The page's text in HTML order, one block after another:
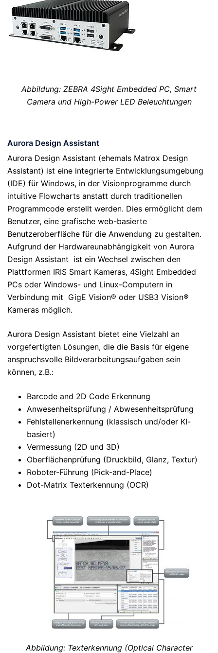
Abbildung: ZEBRA 4Sight Embedded PC, Smart
Camera und High-Power LED Beleuchtungen
Aurora Design Assistant
Aurora Design Assistant (ehemals Matrox Design
Assistant) ist eine integrierte Entwicklungsumgebung
(IDE) für Windows, in der Visionprogramme durch
intuitive Flowcharts anstatt durch traditionellen
Programmcode erstellt werden. Dies ermöglicht dem
Benutzer, eine grafische web-basierte
Benutzeroberfläche für die Anwendung zu gestalten.
Aufgrund der Hardwareunabhängigkeit von Aurora
Design Assistant ist ein Wechsel zwischen den
Plattformen IRIS Smart Kameras, 4Sight Embedded
PCs oder Windows- und Linux-Computern in
Verbindung mit GigE Vision® oder USB3 Vision®
Kameras möglich.
Aurora Design Assistant bietet eine Vielzahl an
vorgefertigten Lösungen, die die Basis für eigene
anspruchsvolle Bildverarbeitungsaufgaben sein
können, z.B.:
Barcode and 2D Code Erkennung
Anwesenheitsprüfung / Abwesenheitsprüfung
Fehlstellenerkennung (klassisch und/oder KI-
basiert)
Vermessung (2D und 3D)
Oberflächenprüfung (Druckbild, Glanz, Textur)
Roboter-Führung (Pick-and-Place)
Dot-Matrix Texterkennung (OCR)
Abbildung: Texterkennung (Optical Character